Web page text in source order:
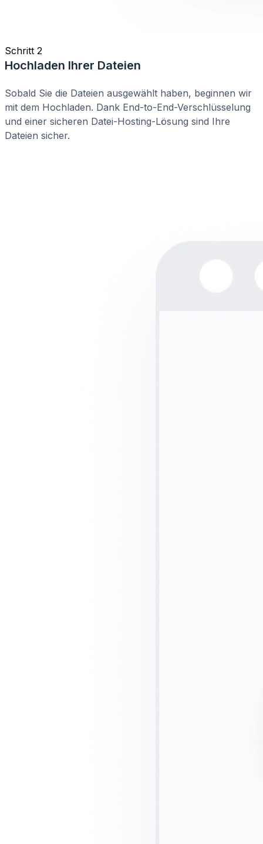
Schritt 2
Hochladen Ihrer Dateien
Sobald Sie die Dateien ausgewählt haben, beginnen wir
mit dem Hochladen. Dank End-to-End-Verschlüsselung
und einer sicheren Datei-Hosting-Lösung sind Ihre
Dateien sicher.